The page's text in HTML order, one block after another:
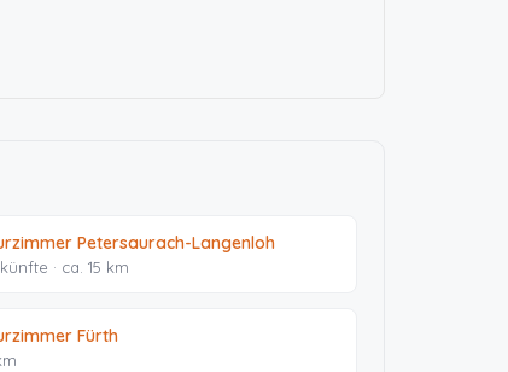
Petersaurach-Langenloh
· ca. 15 km
Fürth